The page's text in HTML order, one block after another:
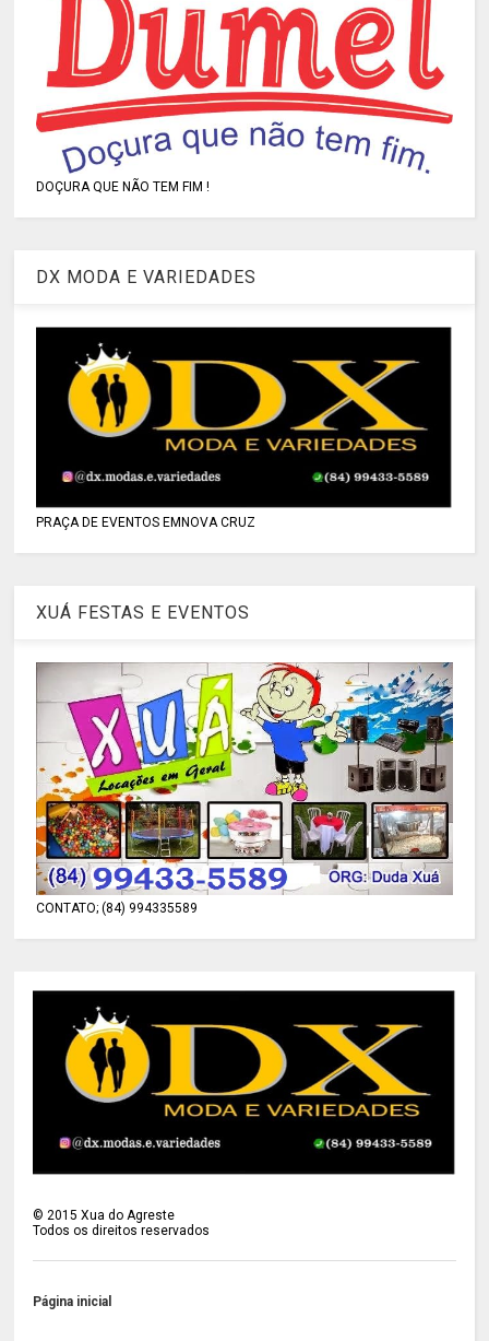
DOÇURA QUE NÃO TEM FIM !
DX MODA E VARIEDADES
PRAÇA DE EVENTOS EMNOVA CRUZ
XUÁ FESTAS E EVENTOS
CONTATO; (84) 994335589
© 2015 Xua do Agreste
Todos os direitos reservados
Página inicial